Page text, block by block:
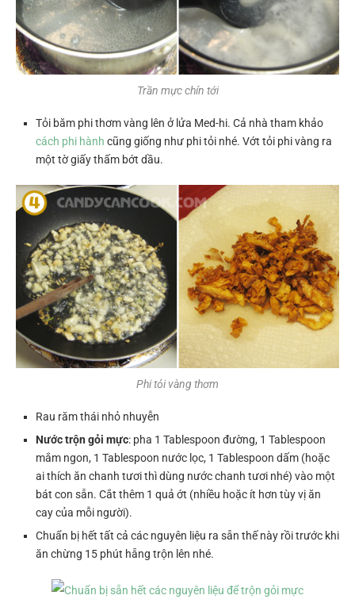
Trần mực chín tới
Tỏi băm phi thơm vàng lên ở lửa Med-hi. Cả nhà tham khảo
cách phi hành cũng giống như phi tỏi nhé. Vớt tỏi phi vàng ra
một tờ giấy thấm bớt dầu.
Phi tỏi vàng thơm
Rau răm thái nhỏ nhuyễn
Nước trộn gỏi mực: pha 1 Tablespoon đường, 1 Tablespoon
mắm ngon, 1 Tablespoon nước lọc, 1 Tablespoon dấm (hoặc
ai thích ăn chanh tươi thì dùng nước chanh tươi nhé) vào một
bát con sẵn. Cắt thêm 1 quả ớt (nhiều hoặc ít hơn tùy vị ăn
cay của mỗi người).
Chuẩn bị hết tất cả các nguyên liệu ra sẵn thế này rồi trước khi
ăn chừng 15 phút hẵng trộn lên nhé.